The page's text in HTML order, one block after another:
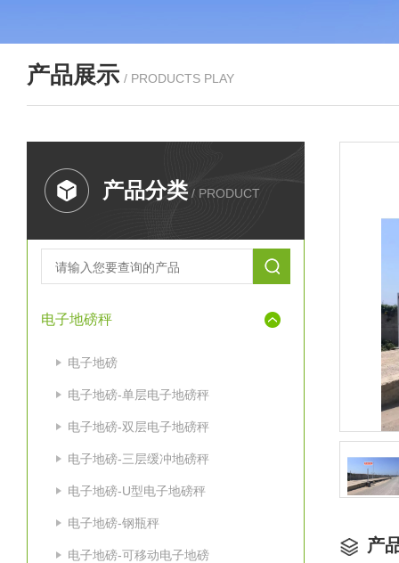
产品展示 / PRODUCTS PLAY
产品分类 / PRODUCT
电子地磅秤
电子地磅
电子地磅-单层电子地磅秤
电子地磅-双层电子地磅秤
电子地磅-三层缓冲地磅秤
电子地磅-U型电子地磅秤
电子地磅-钢瓶秤
电子地磅-可移动电子地磅 产